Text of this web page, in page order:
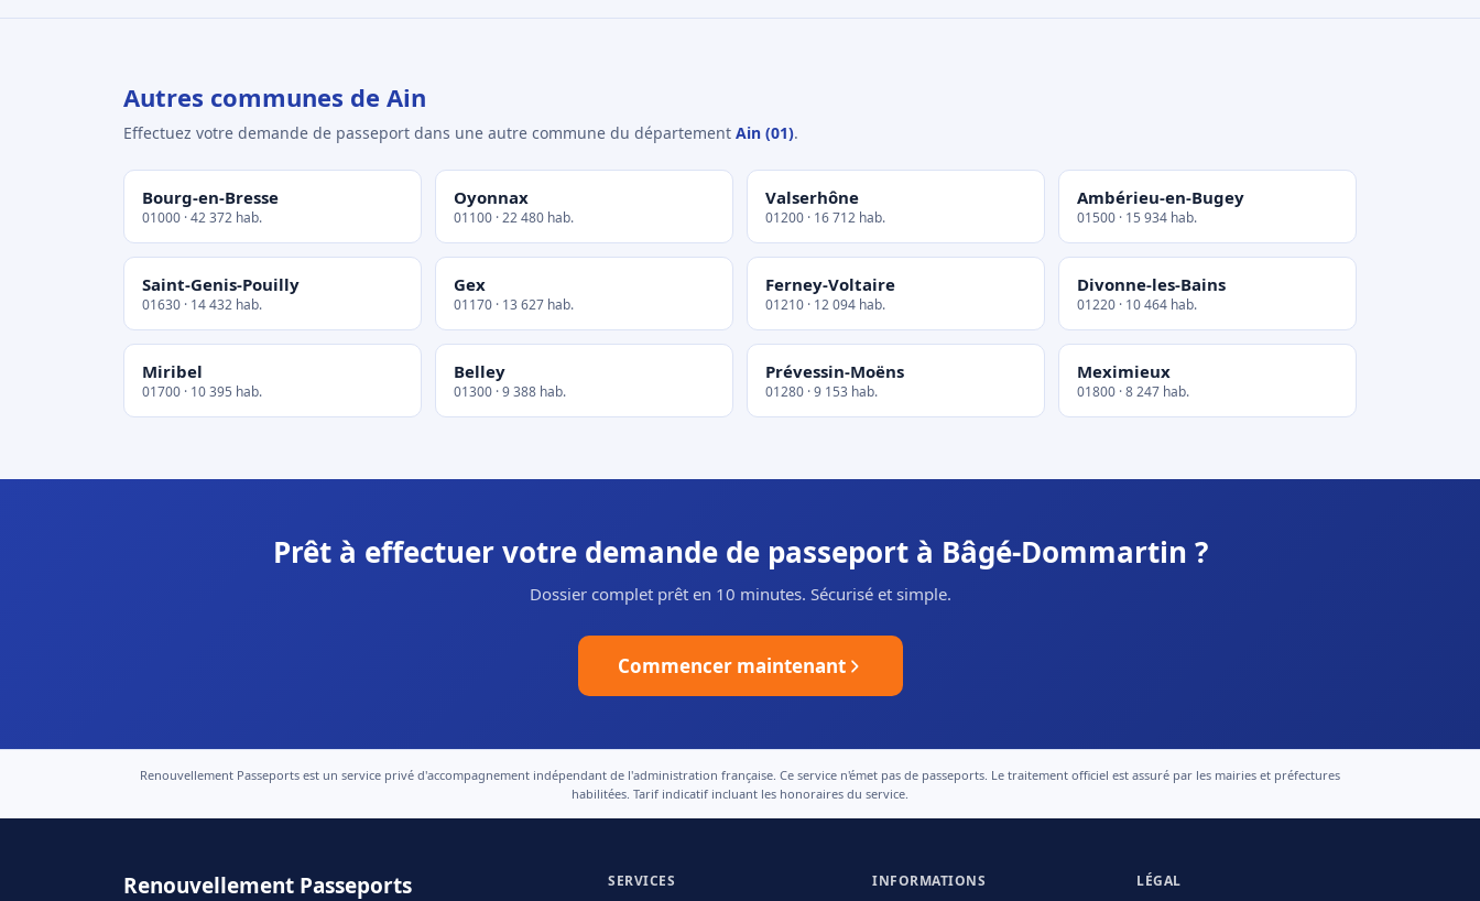
Autres communes de Ain
Effectuez votre demande de passeport dans une autre commune du département Ain (01).
Bourg-en-Bresse
01000 · 42 372 hab.
Oyonnax
01100 · 22 480 hab.
Valserhône
01200 · 16 712 hab.
Ambérieu-en-Bugey
01500 · 15 934 hab.
Saint-Genis-Pouilly
01630 · 14 432 hab.
Gex
01170 · 13 627 hab.
Ferney-Voltaire
01210 · 12 094 hab.
Divonne-les-Bains
01220 · 10 464 hab.
Miribel
01700 · 10 395 hab.
Belley
01300 · 9 388 hab.
Prévessin-Moëns
01280 · 9 153 hab.
Meximieux
01800 · 8 247 hab.
Prêt à effectuer votre demande de passeport à Bâgé-Dommartin ?
Dossier complet prêt en 10 minutes. Sécurisé et simple.
Commencer maintenant
Renouvellement Passeports est un service privé d'accompagnement indépendant de l'administration française. Ce service n'émet pas de passeports. Le traitement officiel est assuré par les mairies et préfectures
habilitées. Tarif indicatif incluant les honoraires du service.
Renouvellement Passeports SERVICES INFORMATIONS LÉGAL